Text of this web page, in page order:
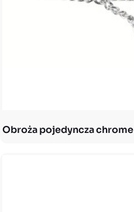
Obroża pojedyncza chrome